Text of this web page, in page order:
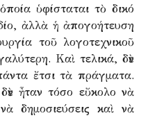
ὑφίσταται τὸ δικό
ἀλλὰ ἡ ἀπογοήτευση
τοῦ λογοτεχνικοῦ
Καὶ τελικά, δὲν
ἔτσι τὰ πράγματα.
ἦταν τόσο εὔκολο νὰ
δημοσιεύσεις καὶ νὰ